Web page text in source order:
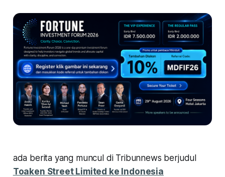
ada berita yang muncul di Tribunnews berjudul
Toaken Street Limited ke Indonesia